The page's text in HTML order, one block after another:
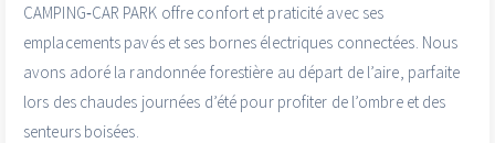
CAMPING‑CAR PARK offre confort et praticité avec ses
emplacements pavés et ses bornes électriques connectées. Nous
avons adoré la randonnée forestière au départ de l’aire, parfaite
lors des chaudes journées d’été pour profiter de l’ombre et des
senteurs boisées.